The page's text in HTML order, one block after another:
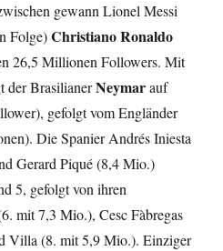
gewann Lionel Messi
Folge)Christiano Ronaldo
26,5 Millionen Followers. Mit
der BrasilianerNeymarauf
gefolgt vom Engländer
Die Spanier Andrés Iniesta
Gerard Piqué (8,4 Mio.)
5, gefolgt von ihren
mit 7,3 Mio.), Cesc Fàbregas
Villa (8. mit 5,9 Mio.). Einziger